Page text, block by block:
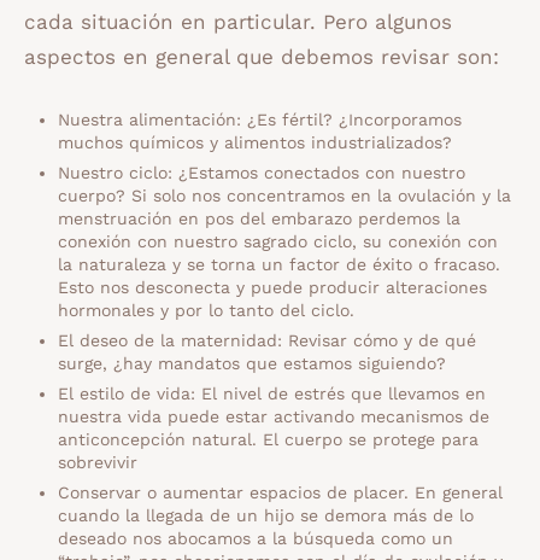
cada situación en particular. Pero algunos
aspectos en general que debemos revisar son:
Nuestra alimentación: ¿Es fértil? ¿Incorporamos
muchos químicos y alimentos industrializados?
Nuestro ciclo: ¿Estamos conectados con nuestro
cuerpo? Si solo nos concentramos en la ovulación y la
menstruación en pos del embarazo perdemos la
conexión con nuestro sagrado ciclo, su conexión con
la naturaleza y se torna un factor de éxito o fracaso.
Esto nos desconecta y puede producir alteraciones
hormonales y por lo tanto del ciclo.
El deseo de la maternidad: Revisar cómo y de qué
surge, ¿hay mandatos que estamos siguiendo?
El estilo de vida: El nivel de estrés que llevamos en
nuestra vida puede estar activando mecanismos de
anticoncepción natural. El cuerpo se protege para
sobrevivir
Conservar o aumentar espacios de placer. En general
cuando la llegada de un hijo se demora más de lo
deseado nos abocamos a la búsqueda como un